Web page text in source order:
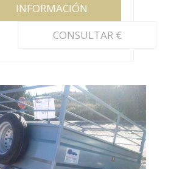
INFORMACIÓN
CONSULTAR €